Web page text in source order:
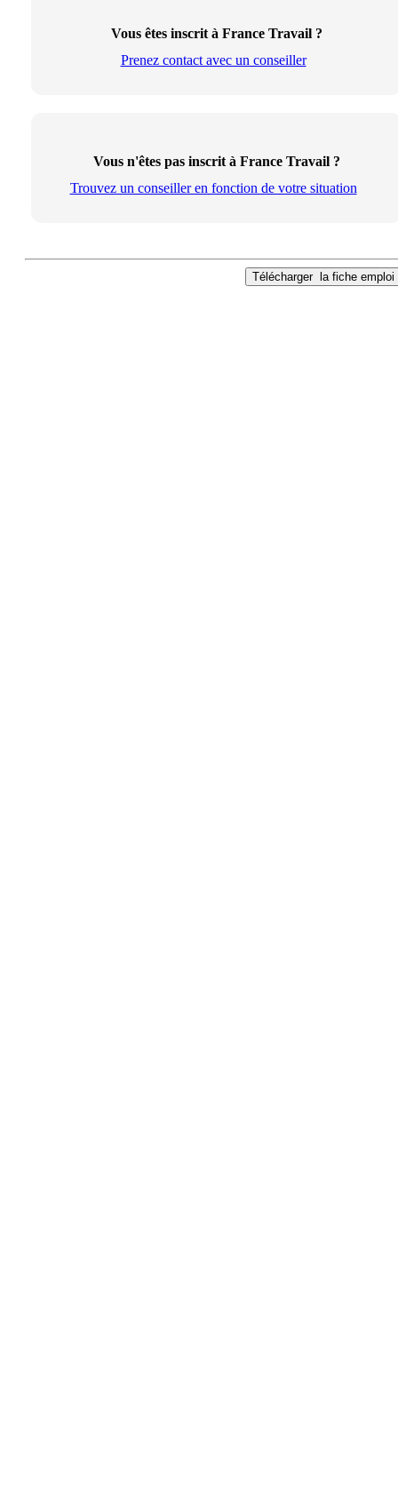
Vous êtes inscrit à France Travail ?
Prenez contact avec un conseiller
Vous n'êtes pas inscrit à France Travail ?
Trouvez un conseiller en fonction de votre situation
Télécharger la fiche emploi